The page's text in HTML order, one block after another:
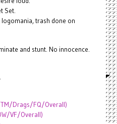
Set.
trash done on
and stunt. No innocence.
Drags/FQ/Overall)
VF/Overall)